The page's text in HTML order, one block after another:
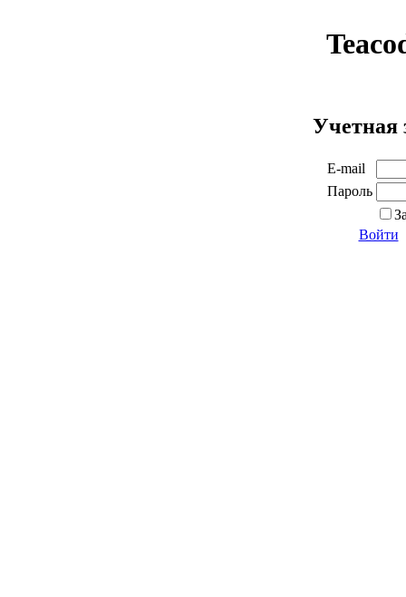
Учетная
E-mail
Пароль
Войти